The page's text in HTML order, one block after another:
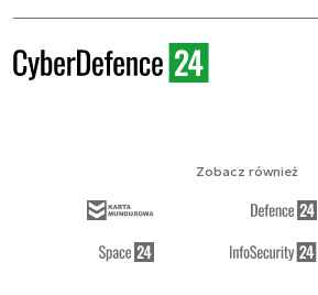
Zobacz również